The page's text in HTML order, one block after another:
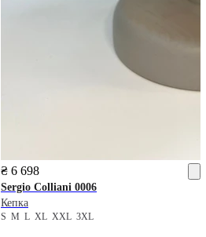
₴ 6 698
Sergio Colliani 0006
Кепка
S M L XL XXL 3XL